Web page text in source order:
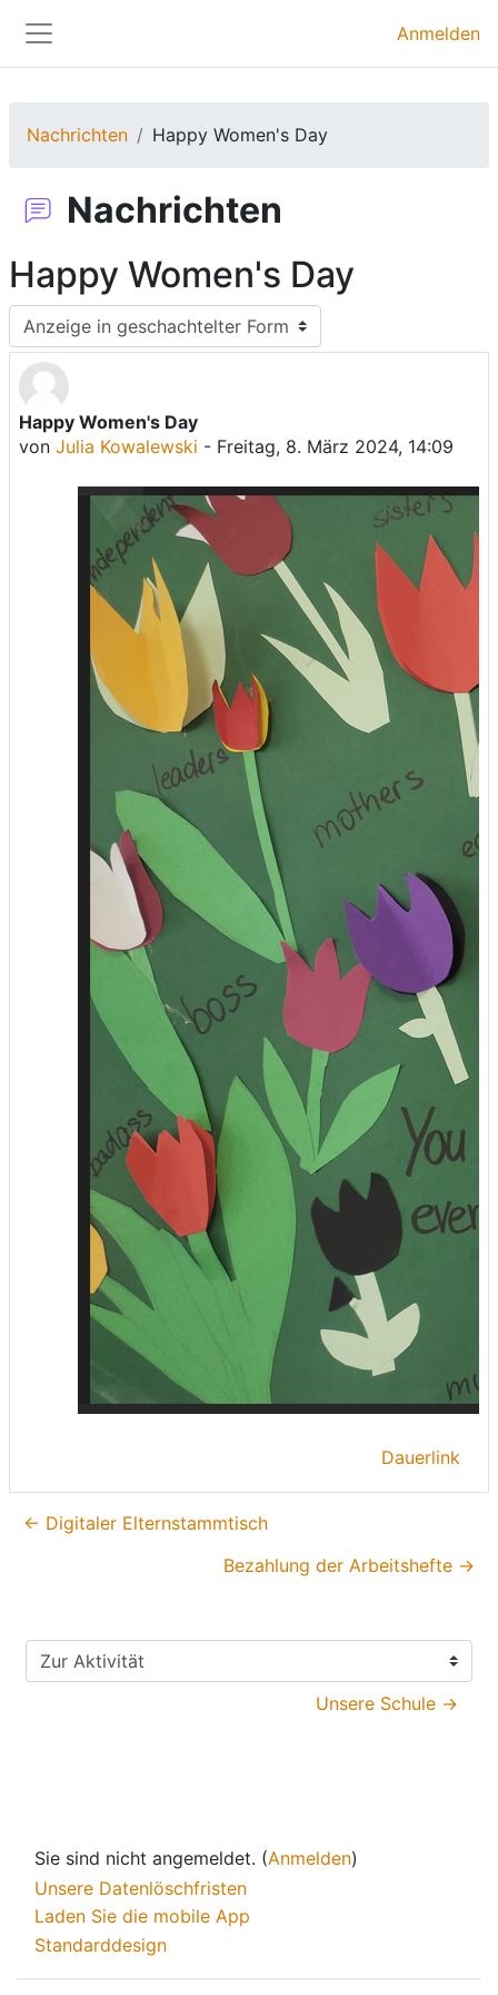
Website-Übersicht
Anmelden
Nachrichten Happy Women's Day
Nachrichten
Happy Women's Day
Anzeigemodus
Happy Women's Day
von Julia Kowalewski - Freitag, 8. März 2024, 14:09
Anzahl Antworten: 0
Dauerlink
← Digitaler Elternstammtisch
Bezahlung der Arbeitshefte →
Zur Aktivität
Unsere Schule →
Sie sind nicht angemeldet. (Anmelden)
Unsere Datenlöschfristen
Laden Sie die mobile App
Standarddesign